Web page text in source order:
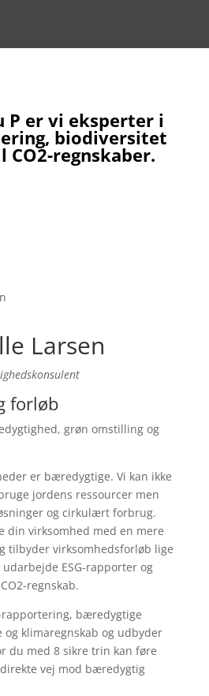
P er vi eksperter i
biodiversitet
regnskaber.
Larsen
forløb
grøn omstilling og
er bæredygtige. Vi kan ikke
jordens ressourcer men
og cirkulært forbrug.
din virksomhed med en mere
tilbyder virksomhedsforløb lige
ESG-rapporter og
regnskab.
rapportering, bæredygtige
klimaregnskab og udbyder
du med 8 sikre trin kan føre
vej mod bæredygtig